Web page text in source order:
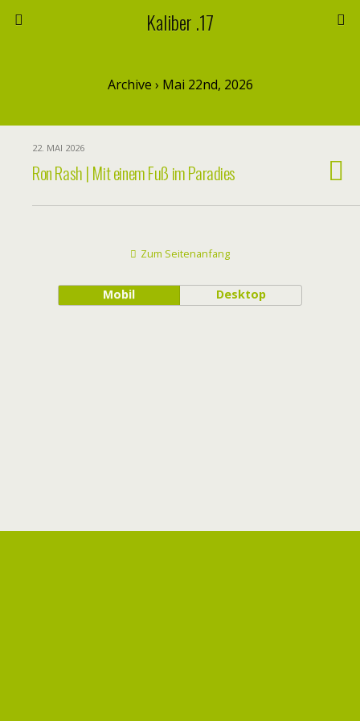
Kaliber .17
Archive › Mai 22nd, 2026
22. MAI 2026
Ron Rash | Mit einem Fuß im Paradies
Zum Seitenanfang
Mobil Desktop